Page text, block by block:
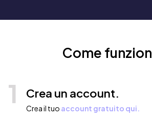
Come
1 Crea un account.
Crea il tuo account gratuito qui.